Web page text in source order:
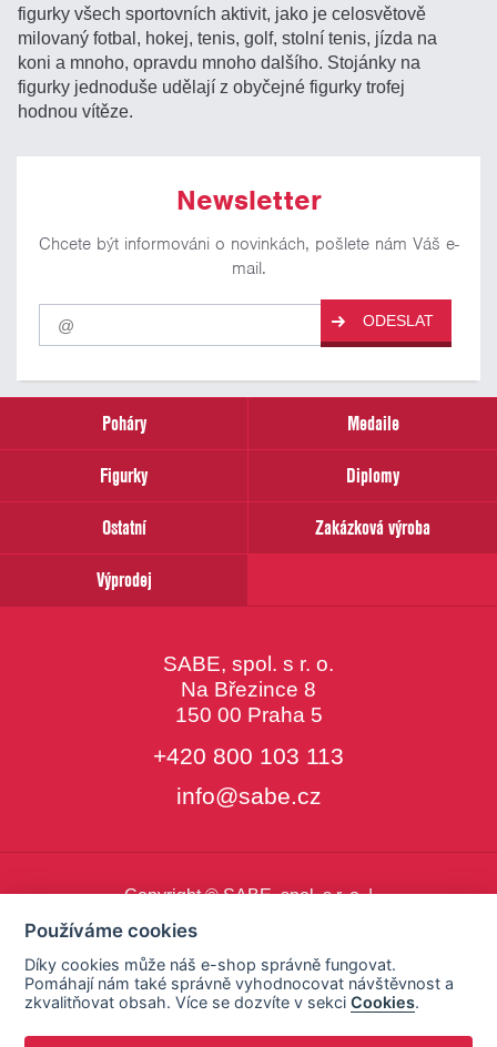
figurky všech sportovních aktivit, jako je celosvětově
milovaný fotbal, hokej, tenis, golf, stolní tenis, jízda na
koni a mnoho, opravdu mnoho dalšího. Stojánky na
figurky jednoduše udělají z obyčejné figurky trofej
hodnou vítěze.
Newsletter
Chcete být informováni o novinkách, pošlete nám Váš e-
mail.
Pro
odběr
našich
email
ODESLAT
Poháry
Medaile
Figurky
Diplomy
Ostatní
Zakázková výroba
Výprodej
SABE, spol. s r. o.
Na Březince 8
150 00 Praha 5
+420 800 103 113
info@sabe.cz
Copyright © SABE, spol. s r. o. |
Používáme cookies
Díky cookies může náš e-shop správně fungovat.
Pomáhají nám také správně vyhodnocovat návštěvnost a
zkvalitňovat obsah. Více se dozvíte v sekciCookies.